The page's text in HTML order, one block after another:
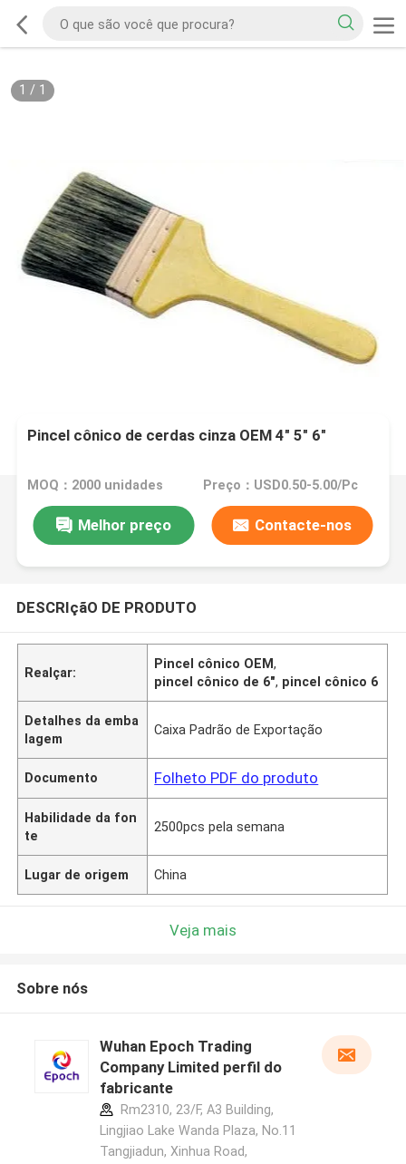
1 / 1
Pincel cônico de cerdas cinza OEM 4" 5" 6"
MOQ：2000 unidades Preço：USD0.50-5.00/Pc
Melhor preço Contacte-nos
DESCRIçãO DE PRODUTO
Realçar:
Pincel cônico OEM,
pincel cônico de 6", pincel cônico 6
Detalhes da emba
lagem
Caixa Padrão de Exportação
Documento Folheto PDF do produto
Habilidade da fon
te
2500pcs pela semana
Lugar de origem China
Veja mais
Sobre nós
Wuhan Epoch Trading
Company Limited perfil do
fabricante
Rm2310, 23/F, A3 Building,
Lingjiao Lake Wanda Plaza, No.11
Tangjiadun, Xinhua Road,